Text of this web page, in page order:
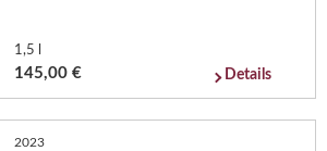
1,5 l
145,00 € Details
2023